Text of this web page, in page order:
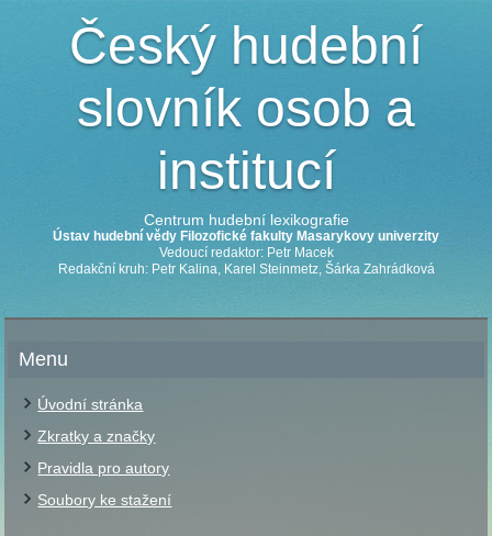
Český hudební
slovník osob a
institucí
Centrum hudební lexikografie
Ústav hudební vědy Filozofické fakulty Masarykovy univerzity
Vedoucí redaktor: Petr Macek
Redakční kruh: Petr Kalina, Karel Steinmetz, Šárka Zahrádková
Menu
Úvodní stránka
Zkratky a značky
Pravidla pro autory
Soubory ke stažení